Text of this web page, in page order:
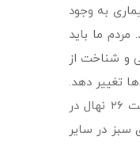
به وجود
ما باید
و شناخت از
تغییر دهد.
ما باید ترس واهی از سرطان را درمیان ایرانیان به شناخت و آگاهی از روند درمان و شانس‌های زیاد موفقیت در بهبودی قطعی انواع سرطان‌ها تغییر دهیم. البته کاشت ٢٦ نهال در
سبز در سایر